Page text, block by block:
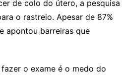
de colo do útero, a pesquisa
o rastreio. Apesar de 87%
apontou barreiras que
o exame é o medo do